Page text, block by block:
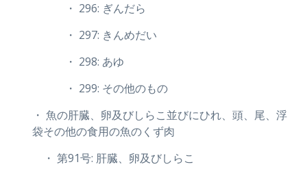
・ 296: ぎんだら
・ 297: きんめだい
・ 298: あゆ
・ 299: その他のもの
・ 魚の肝臓、卵及びしらこ並びにひれ、頭、尾、浮
袋その他の食用の魚のくず肉
・ 第91号: 肝臓、卵及びしらこ